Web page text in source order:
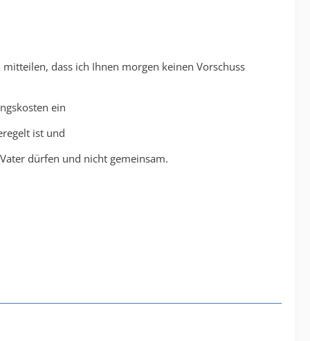
dass ich Ihnen morgen keinen Vorschuss
ein
ist und
dürfen und nicht gemeinsam.